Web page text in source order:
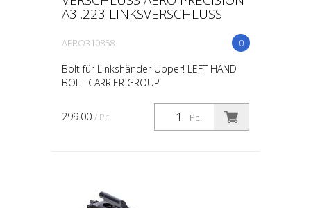
A3 .223 LINKSVERSCHLUSS
0
AERO310858
Bolt für Linkshänder Upper! LEFT HAND
BOLT CARRIER GROUP
Pc.
299.00 / Pc.